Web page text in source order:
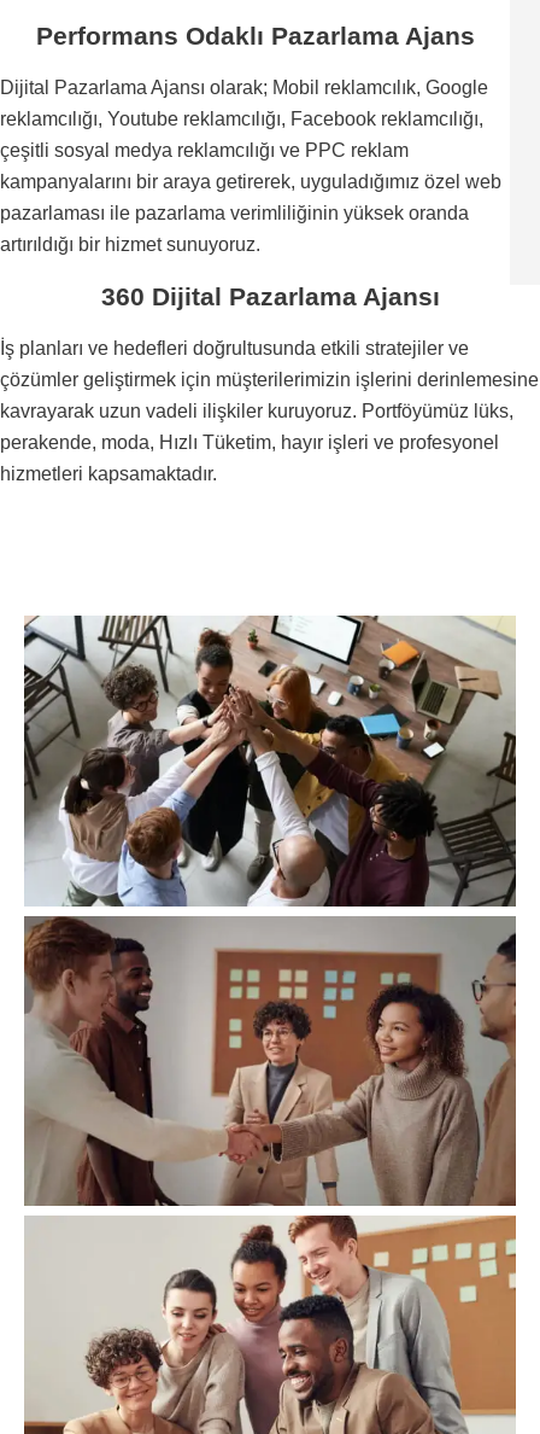
Performans Odaklı Pazarlama Ajans
Dijital Pazarlama Ajansı olarak; Mobil reklamcılık, Google
reklamcılığı, Youtube reklamcılığı, Facebook reklamcılığı,
çeşitli sosyal medya reklamcılığı ve PPC reklam
kampanyalarını bir araya getirerek, uyguladığımız özel web
pazarlaması ile pazarlama verimliliğinin yüksek oranda
artırıldığı bir hizmet sunuyoruz.
360 Dijital Pazarlama Ajansı
İş planları ve hedefleri doğrultusunda etkili stratejiler ve
çözümler geliştirmek için müşterilerimizin işlerini derinlemesine
kavrayarak uzun vadeli ilişkiler kuruyoruz. Portföyümüz lüks,
perakende, moda, Hızlı Tüketim, hayır işleri ve profesyonel
hizmetleri kapsamaktadır.